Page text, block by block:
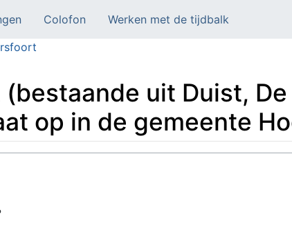
Colofon
Werken met de tijdbalk
uit Duist, De
op in de gemeente